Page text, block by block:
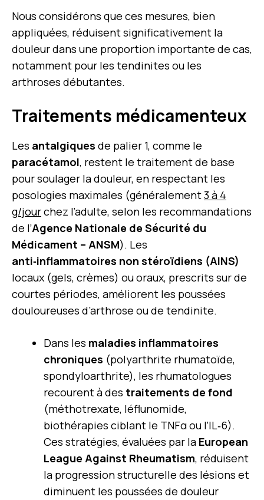
Nous considérons que ces mesures, bien
appliquées, réduisent significativement la
douleur dans une proportion importante de cas,
notamment pour les tendinites ou les
arthroses débutantes.
Traitements médicamenteux
Les antalgiques de palier 1, comme le
paracétamol, restent le traitement de base
pour soulager la douleur, en respectant les
posologies maximales (généralement3 à 4
g/jourchez l’adulte, selon les recommandations
de l’Agence Nationale de Sécurité du
Médicament – ANSM). Les
anti‑inflammatoires non stéroïdiens (AINS)
locaux (gels, crèmes) ou oraux, prescrits sur de
courtes périodes, améliorent les poussées
douloureuses d’arthrose ou de tendinite.
Dans les maladies inflammatoires
chroniques (polyarthrite rhumatoïde,
spondyloarthrite), les rhumatologues
recourent à des traitements de fond
(méthotrexate, léflunomide,
biothérapies ciblant le TNFα ou l’IL‑6).
Ces stratégies, évaluées par la European
League Against Rheumatism, réduisent
la progression structurelle des lésions et
diminuent les poussées de douleur